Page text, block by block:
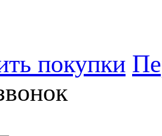
покупки